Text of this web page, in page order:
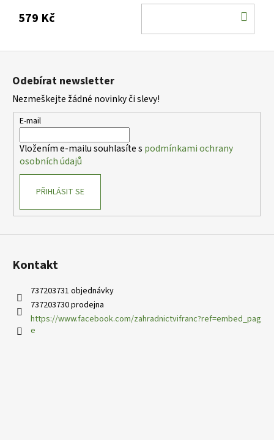
579 Kč
Z
Odebírat newsletter
Nezmeškejte žádné novinky či slevy!
E-mail
Vložením e-mailu souhlasíte s podmínkami ochrany
osobních údajů
PŘIHLÁSIT SE
Kontakt
737203731 objednávky
737203730 prodejna
https://www.facebook.com/zahradnictvifranc?ref=embed_pag
e